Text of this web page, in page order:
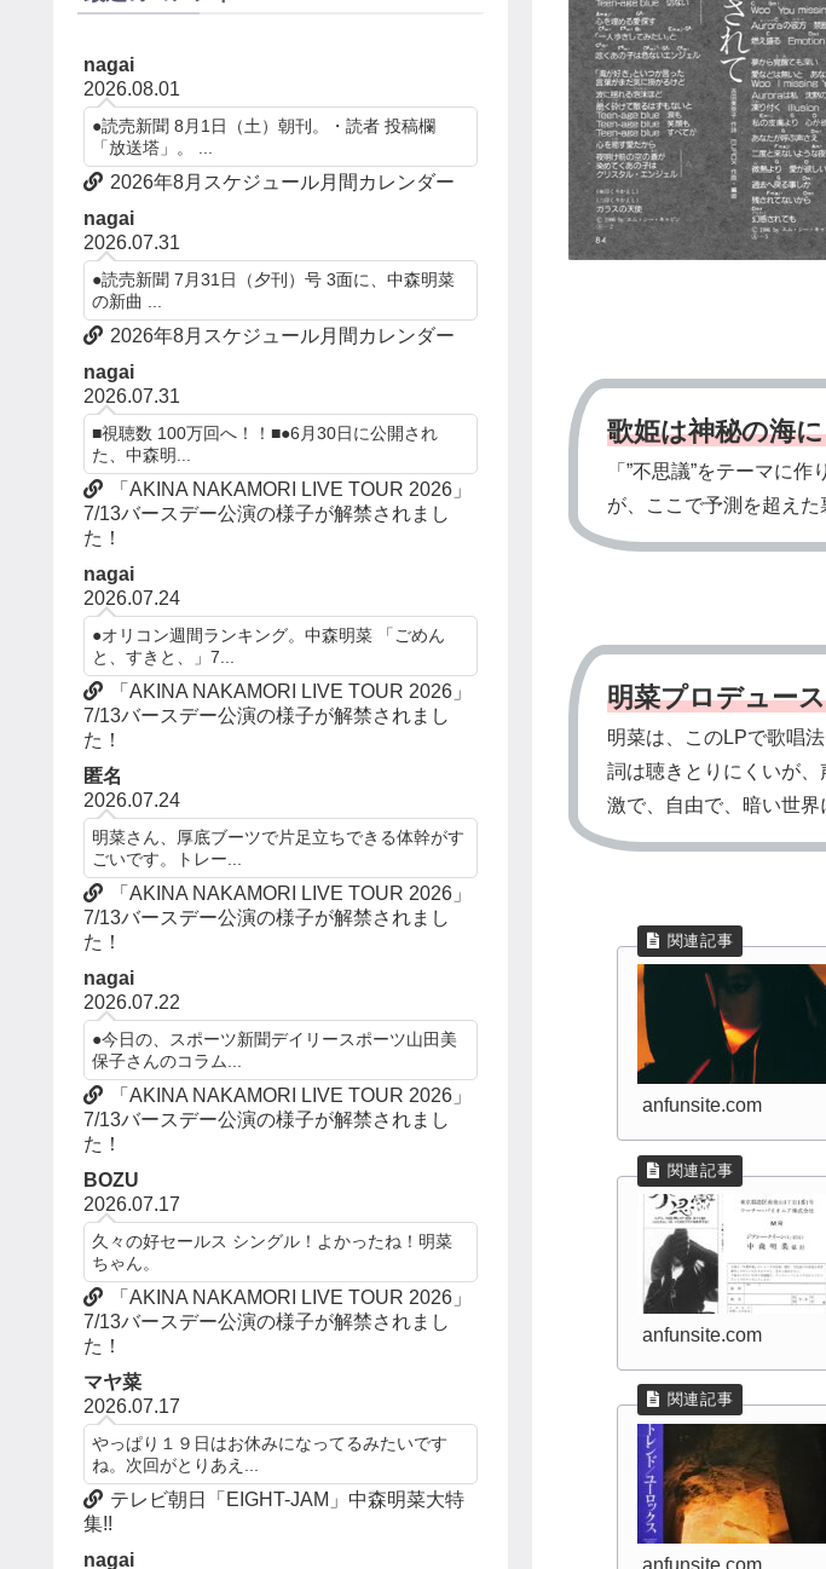
歌姫は神秘の海
「”不思議”をテーマに
が、ここで予測を超えた
明菜プロデュー
明菜は、このLPで歌唱
詞は聴きとりにくいが
激で、自由で、暗い世界
anfunsite.com
anfunsite.com
anfunsite.com
nagai
2026.08.01
●読売新聞 8月1日（土）朝刊。・読者 投稿欄
「放送塔」。 ...
2026年8月スケジュール月間カレンダー
nagai
2026.07.31
●読売新聞 7月31日（夕刊）号 3面に、中森明菜
の新曲 ...
2026年8月スケジュール月間カレンダー
nagai
2026.07.31
■視聴数 100万回へ！！■●6月30日に公開され
た、中森明...
「AKINA NAKAMORI LIVE TOUR 2026」
7/13バースデー公演の様子が解禁されまし
た！
nagai
2026.07.24
●オリコン週間ランキング。中森明菜 「ごめん
と、すきと、」7...
「AKINA NAKAMORI LIVE TOUR 2026」
7/13バースデー公演の様子が解禁されまし
た！
匿名
2026.07.24
明菜さん、厚底ブーツで片足立ちできる体幹がす
ごいです。トレー...
「AKINA NAKAMORI LIVE TOUR 2026」
7/13バースデー公演の様子が解禁されまし
た！
nagai
2026.07.22
●今日の、スポーツ新聞デイリースポーツ山田美
保子さんのコラム...
「AKINA NAKAMORI LIVE TOUR 2026」
7/13バースデー公演の様子が解禁されまし
た！
BOZU
2026.07.17
久々の好セールス シングル！よかったね！明菜
ちゃん。
「AKINA NAKAMORI LIVE TOUR 2026」
7/13バースデー公演の様子が解禁されまし
た！
マヤ菜
2026.07.17
やっぱり１９日はお休みになってるみたいです
ね。次回がとりあえ...
テレビ朝日「EIGHT-JAM」中森明菜大特
集!!
nagai